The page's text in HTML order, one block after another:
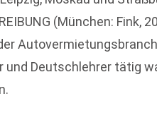
(München:
und Deutschlehrer tätig